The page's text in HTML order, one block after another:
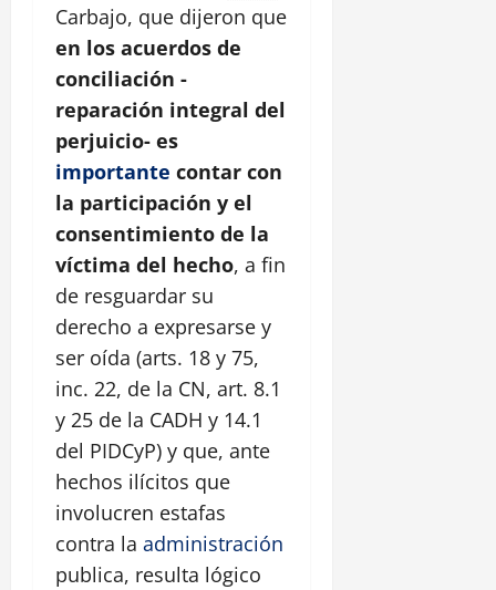
Carbajo, que dijeron que
en los acuerdos de
conciliación -
reparación integral del
perjuicio- es
importante contar con
la participación y el
consentimiento de la
víctima del hecho, a fin
de resguardar su
derecho a expresarse y
ser oída (arts. 18 y 75,
inc. 22, de la CN, art. 8.1
y 25 de la CADH y 14.1
del PIDCyP) y que, ante
hechos ilícitos que
involucren estafas
contra la administración
publica, resulta lógico